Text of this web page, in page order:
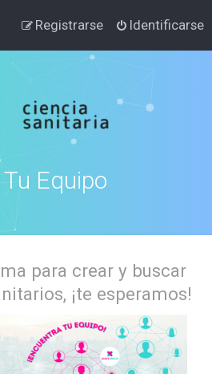
Identificarse
Registrarse
Tu Equipo
para crear y buscar
¡te esperamos!